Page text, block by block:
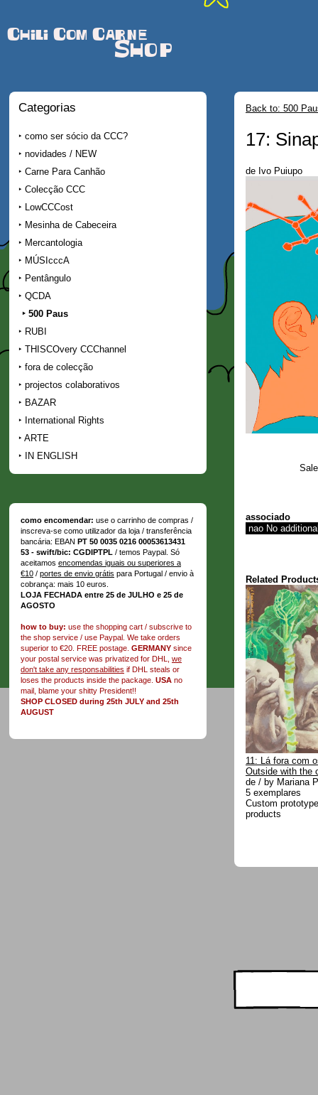
Chili Com Carne
Shop
Categorias
como ser sócio da CCC?
novidades / NEW
Carne Para Canhão
Colecção CCC
LowCCCost
Mesinha de Cabeceira
Mercantologia
MÚSIcccA
Pentângulo
QCDA
500 Paus
RUBI
THISCOvery CCChannel
fora de colecção
projectos colaborativos
BAZAR
International Rights
ARTE
IN ENGLISH
como encomendar: use o carrinho de compras /
inscreva-se como utilizador da loja / transferência
bancária: EBAN PT 50 0035 0216 00053613431
53 - swift/bic: CGDIPTPL / temos Paypal. Só
aceitamos encomendas iguais ou superiores a
€10 / portes de envio grátis para Portugal / envio à
cobrança: mais 10 euros.
LOJA FECHADA entre 25 de JULHO e 25 de
AGOSTO
how to buy: use the shopping cart / subscrive to
the shop service / use Paypal. We take orders
superior to €20. FREE postage. GERMANY since
your postal service was privatized for DHL, we
don't take any responsabilities if DHL steals or
loses the products inside the package. USA no
mail, blame your shitty President!!
SHOP CLOSED during 25th JULY and 25th
AUGUST
Back to: 500
17:
de Ivo Puiupo
associado
Related
11: Lá fora com
Outside with the
de / by Mariana
5 exemplares
Custom
products